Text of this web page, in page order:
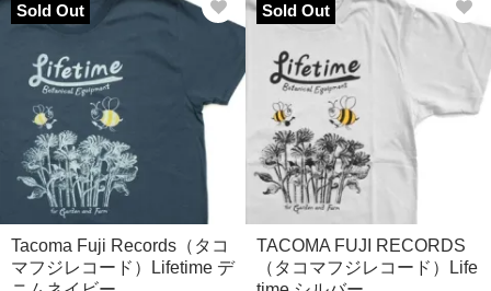
Sold Out
Tacoma Fuji Records（タコ
マフジレコード）Lifetime デ
Sold Out
TACOMA FUJI RECORDS
（タコマフジレコード）Life